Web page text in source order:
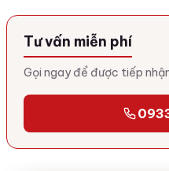
Tư vấn miễn phí
Gọi ngay để được tiếp